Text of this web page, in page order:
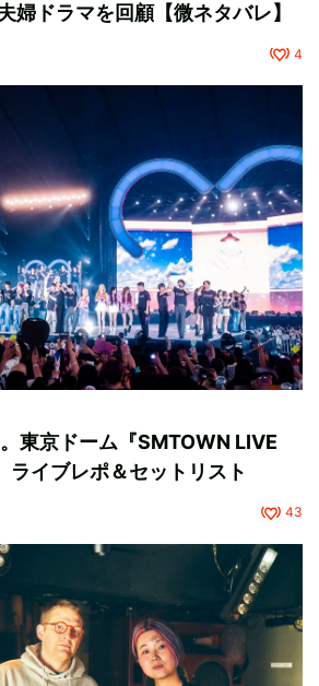
婦ドラマを回顧【微ネタバレ】
4
東京ドーム『SMTOWN LIVE
イブレポ＆セットリスト
43